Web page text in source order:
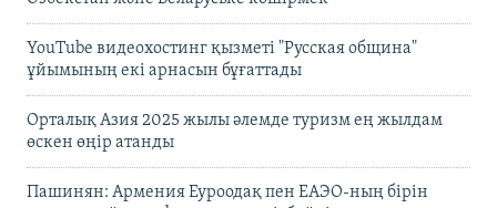
YouTube видеохостинг қызметі "Русская община"
ұйымының екі арнасын бұғаттады
Орталық Азия 2025 жылы әлемде туризм ең жылдам
өскен өңір атанды
Пашинян: Армения Еуроодақ пен ЕАЭО-ның бірін